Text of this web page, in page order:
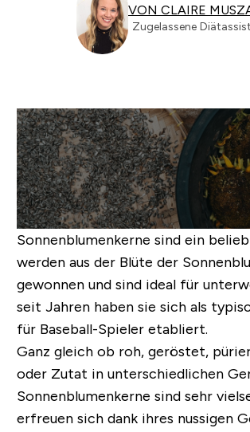
VON CLAIRE
Zugelassene
Sonnenblumenkerne sind ein
werden aus der Blüte der
gewonnen und sind ideal für
seit Jahren haben sie sich als
für Baseball-Spieler etabliert.
Ganz gleich ob roh, geröstet,
oder Zutat in unterschiedlichen
Sonnenblumenkerne sind sehr
erfreuen sich dank ihres nussigen